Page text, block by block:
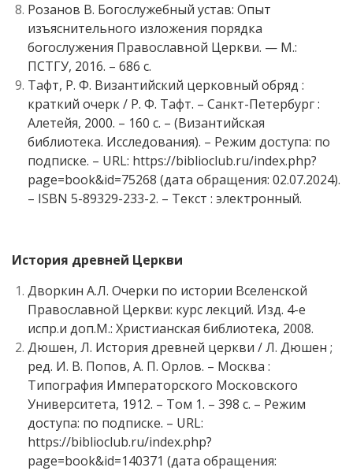
Розанов В. Богослужебный устав: Опыт
изъяснительного изложения порядка
богослужения Православной Церкви. — М.:
ПСТГУ, 2016. – 686 с.
Тафт, Р. Ф. Византийский церковный обряд :
краткий очерк / Р. Ф. Тафт. – Санкт-Петербург :
Алетейя, 2000. – 160 с. – (Византийская
библиотека. Исследования). – Режим доступа: по
подписке. – URL: https://biblioclub.ru/index.php?
page=book&id=75268 (дата обращения: 02.07.2024).
– ISBN 5-89329-233-2. – Текст : электронный.
История древней Церкви
Дворкин А.Л. Очерки по истории Вселенской
Православной Церкви: курс лекций. Изд. 4-е
испр.и доп.М.: Христианская библиотека, 2008.
Дюшен, Л. История древней церкви / Л. Дюшен ;
ред. И. В. Попов, А. П. Орлов. – Москва :
Типография Императорского Московского
Университета, 1912. – Том 1. – 398 с. – Режим
доступа: по подписке. – URL:
https://biblioclub.ru/index.php?
page=book&id=140371 (дата обращения: